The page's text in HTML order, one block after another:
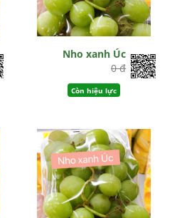
Nho xanh Úc
0 đ
Còn hiệu lực